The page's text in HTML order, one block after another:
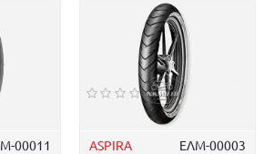
00011 ASPIRA ΕΛΜ-00003